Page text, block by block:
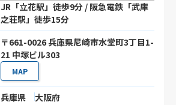
JR「立花駅」徒歩9分 / 阪急電鉄「武庫
之荘駅」徒歩15分
〒661-0026 兵庫県尼崎市水堂町3丁目1-
21 中塚ビル303
MAP
兵庫県 大阪府